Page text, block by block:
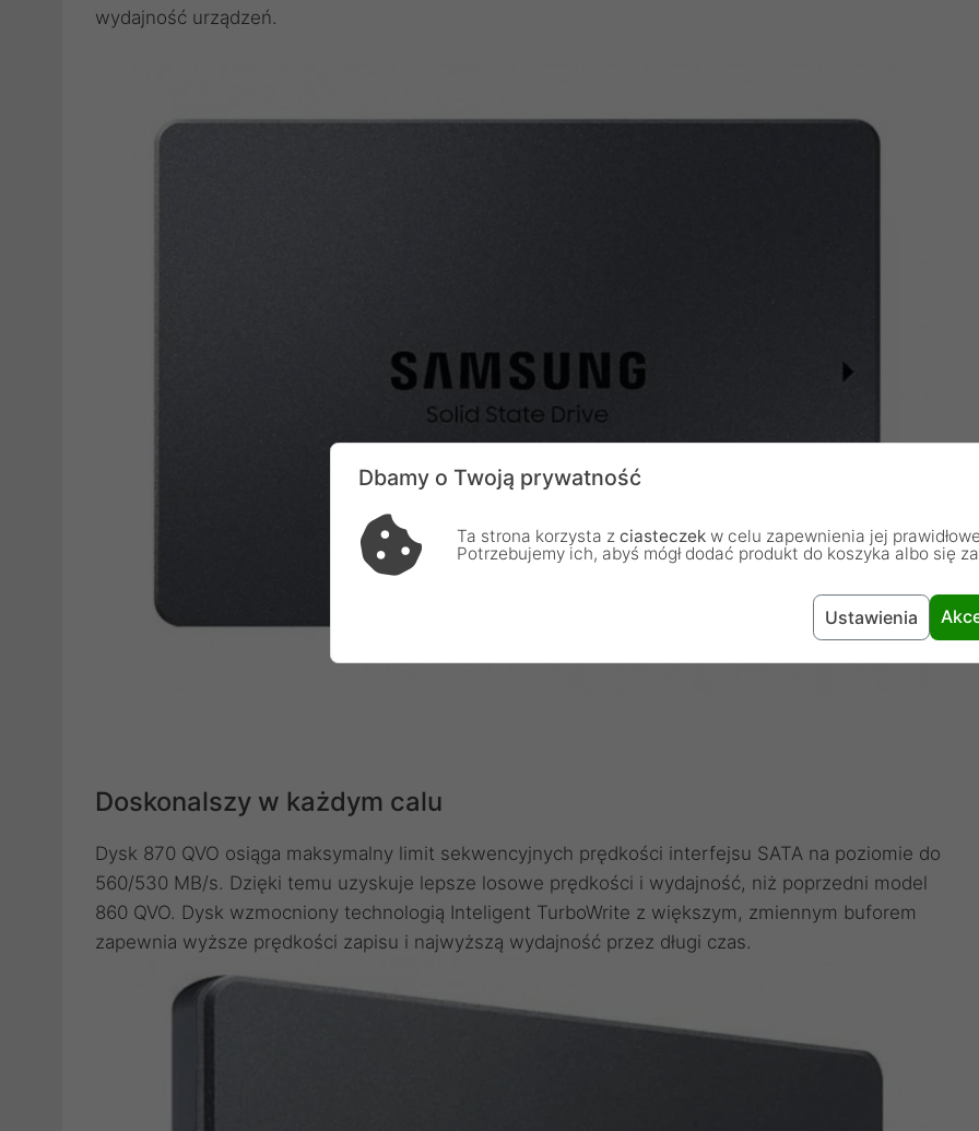
wydajność urządzeń.
Doskonalszy w każdym calu
Dysk 870 QVO osiąga maksymalny limit sekwencyjnych prędkości interfejsu SATA na poziomie do
560/530 MB/s. Dzięki temu uzyskuje lepsze losowe prędkości i wydajność, niż poprzedni model
860 QVO. Dysk wzmocniony technologią Inteligent TurboWrite z większym, zmiennym buforem
zapewnia wyższe prędkości zapisu i najwyższą wydajność przez długi czas.
Dbamy o Twoją prywatność
Ta strona korzysta z ciasteczek w celu zapewnienia jej
Potrzebujemy ich, abyś mógł dodać produkt do koszyka albo się
Ustawienia